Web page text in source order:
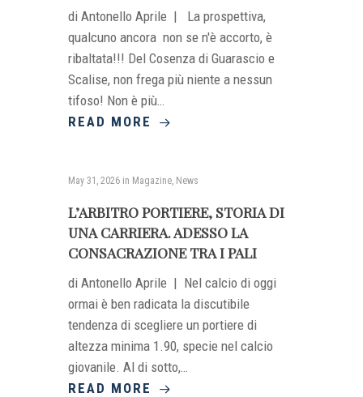
di Antonello Aprile | La prospettiva,
qualcuno ancora non se n'è accorto, è
ribaltata!!! Del Cosenza di Guarascio e
Scalise, non frega più niente a nessun
tifoso! Non è più…
READ MORE
May 31, 2026 in Magazine News
L’ARBITRO PORTIERE, STORIA DI
UNA CARRIERA. ADESSO LA
CONSACRAZIONE TRA I PALI
di Antonello Aprile | Nel calcio di oggi
ormai è ben radicata la discutibile
tendenza di scegliere un portiere di
altezza minima 1.90, specie nel calcio
giovanile. Al di sotto,…
READ MORE